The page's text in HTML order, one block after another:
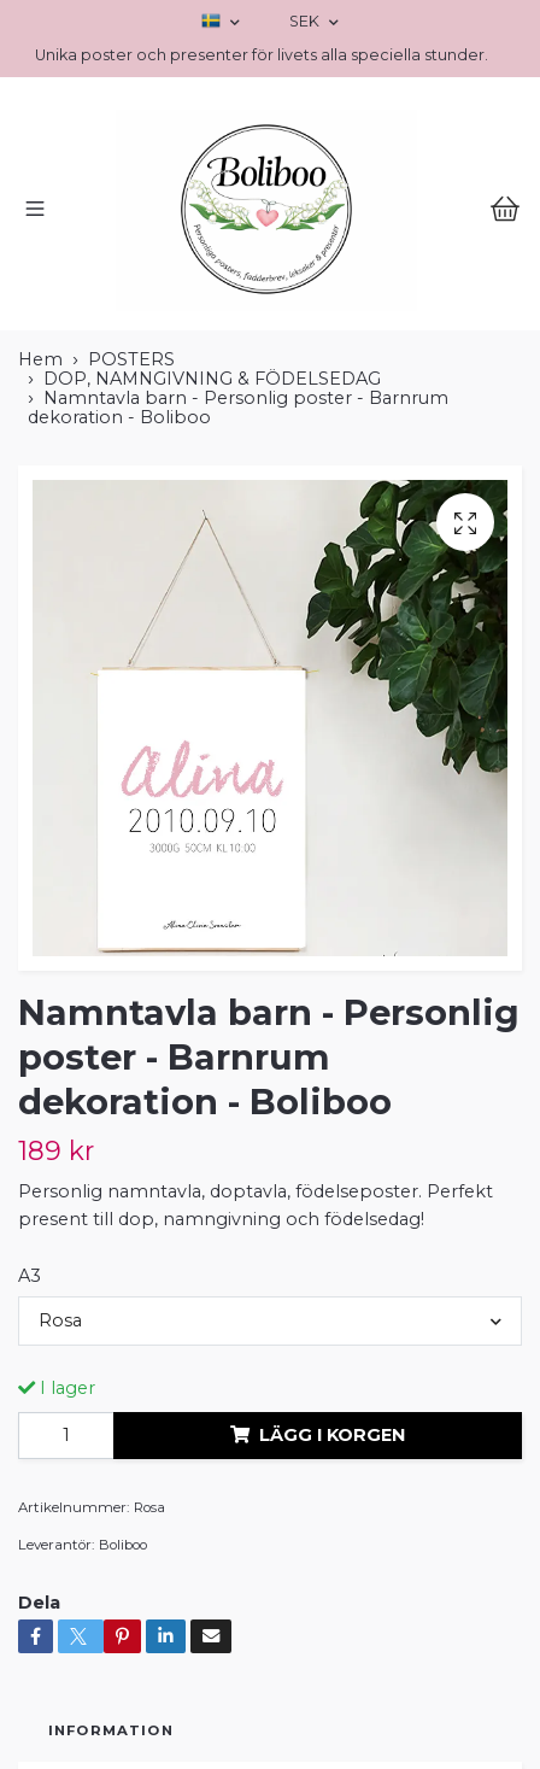
SEK
Unika poster och presenter för livets alla speciella stunder.
Hem
POSTERS
DOP, NAMNGIVNING & FÖDELSEDAG
Namntavla barn - Personlig poster - Barnrum
dekoration - Boliboo
Namntavla barn - Personlig
poster - Barnrum
dekoration - Boliboo
189 kr
Personlig namntavla, doptavla, födelseposter. Perfekt
present till dop, namngivning och födelsedag!
A3
Rosa
I lager
LÄGG I KORGEN
Artikelnummer: Rosa
Leverantör: Boliboo
Dela
INFORMATION